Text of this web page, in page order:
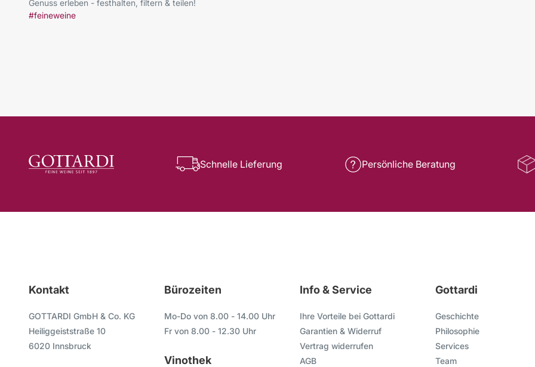
Genuss erleben - festhalten, filtern & teilen!
#feineweine
Schnelle Lieferung Persönliche Beratung
Kontakt
GOTTARDI GmbH & Co. KG
Heiliggeiststraße 10
6020 Innsbruck
Bürozeiten
Mo-Do von 8.00 - 14.00 Uhr
Fr von 8.00 - 12.30 Uhr
Vinothek
Info & Service
Ihre Vorteile bei Gottardi
Garantien & Widerruf
Vertrag widerrufen
AGB
Gottardi
Geschichte
Philosophie
Services
Team